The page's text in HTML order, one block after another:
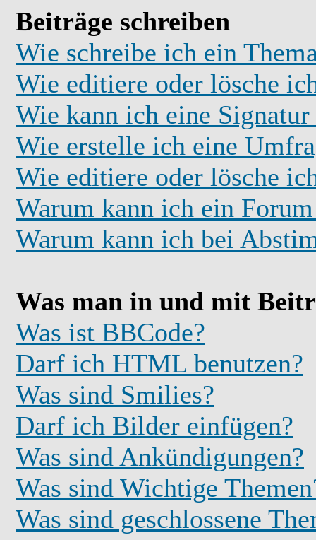
Beiträge schreiben
Wie schreibe ich ein
Wie editiere oder lösche
Wie kann ich eine Signatur
Wie erstelle ich eine
Wie editiere oder lösche
Warum kann ich ein
Warum kann ich bei
Was man in und mit
Was ist BBCode?
Darf ich HTML benutzen?
Was sind Smilies?
Darf ich Bilder einfügen?
Was sind Ankündigungen?
Was sind Wichtige
Was sind geschlossene